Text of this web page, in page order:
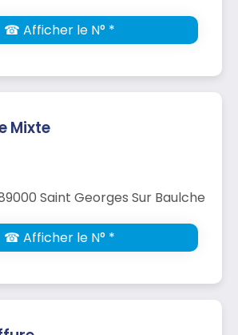
☎ Afficher le N° *
Mixte
Saint Georges Sur Baulche
☎ Afficher le N° *